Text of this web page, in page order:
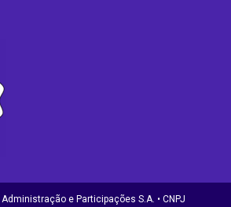
e Participações S.A. • CNPJ